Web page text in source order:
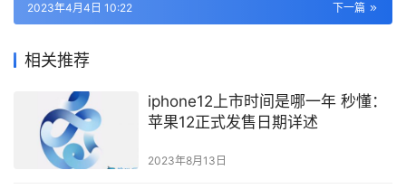
下一篇
2023年4月4日 10:22
相关推荐
iphone12上市时间是哪一年 秒懂：
苹果12正式发售日期详述
2023年8月13日